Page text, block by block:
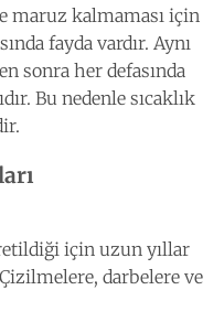
maruz kalmaması için
fayda vardır. Aynı
sonra her defasında
Bu nedenle sıcaklık
için uzun yıllar
darbelere ve